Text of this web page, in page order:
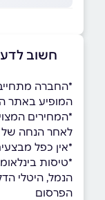
חשוב
*החברה
המופיע באתר
*המחירים
לאחר הנחה של $100 לזוג – עם קוד הקופון STYLE
*אין כפל
*טיסות
הנמל, היטלי
הפרסום